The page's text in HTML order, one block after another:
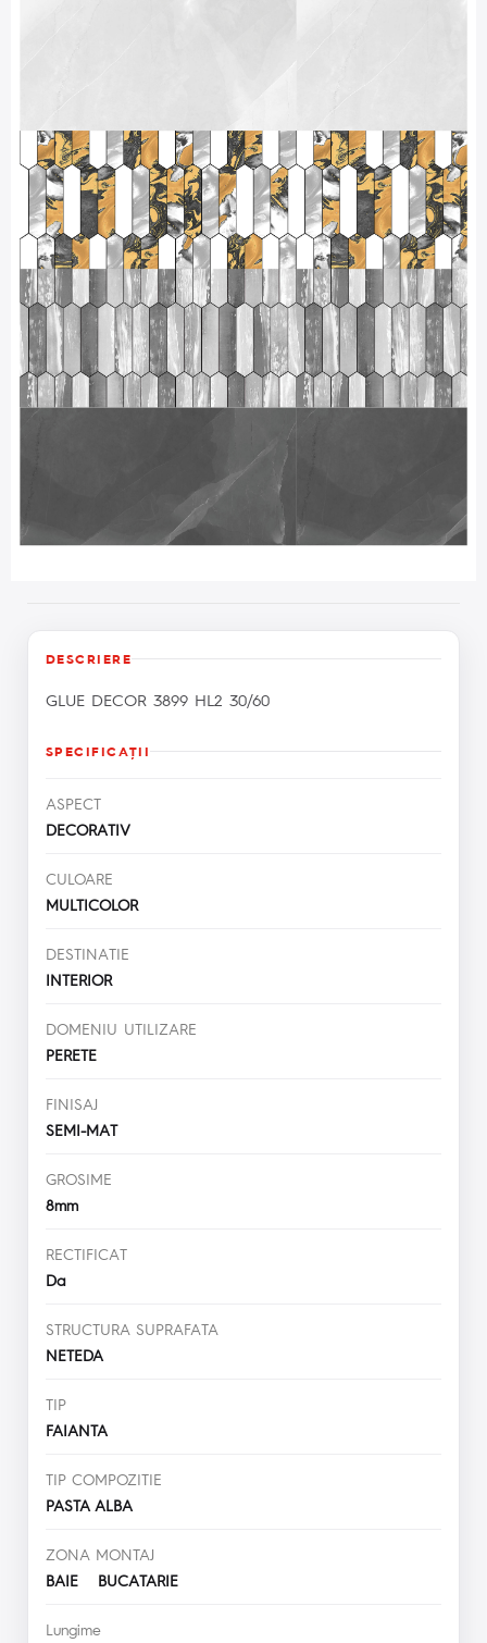
DESCRIERE
GLUE DECOR 3899 HL2 30/60
SPECIFICAŢII
ASPECT
DECORATIV
CULOARE
MULTICOLOR
DESTINATIE
INTERIOR
DOMENIU UTILIZARE
PERETE
FINISAJ
SEMI-MAT
GROSIME
8mm
RECTIFICAT
Da
STRUCTURA SUPRAFATA
NETEDA
TIP
FAIANTA
TIP COMPOZITIE
PASTA ALBA
ZONA MONTAJ
BAIE BUCATARIE
Lungime